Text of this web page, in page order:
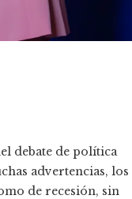
debate de política
advertencias, los
de recesión, sin